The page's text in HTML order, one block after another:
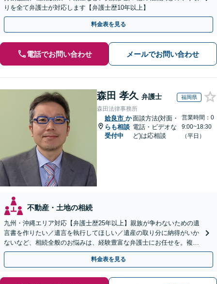
りを全て弁護士が対応します【弁護士歴10年以上】
料金表を見る
電話でお問い合わせ メールでお問い合わせ
森田 孝久 弁護士 福岡県
森田法律事務所
姶良市 か
らも相談
受付中
面談方法(対面・
電話・ビデオな
ど)は応相談
営業時間：0
9:00~18:30
（平日）
不動産・土地の相続
九州・沖縄エリア対応【弁護士歴25年以上】親族が争わないための遺
言書を作りたい／遺言を執行してほしい／遺産の取り分に納得がいか
ないなど、相続全般のお悩みは、経験豊富な弁護士にお任せを。複雑
な問題も粘り強く対応し、解決に導きます。
料金表を見る